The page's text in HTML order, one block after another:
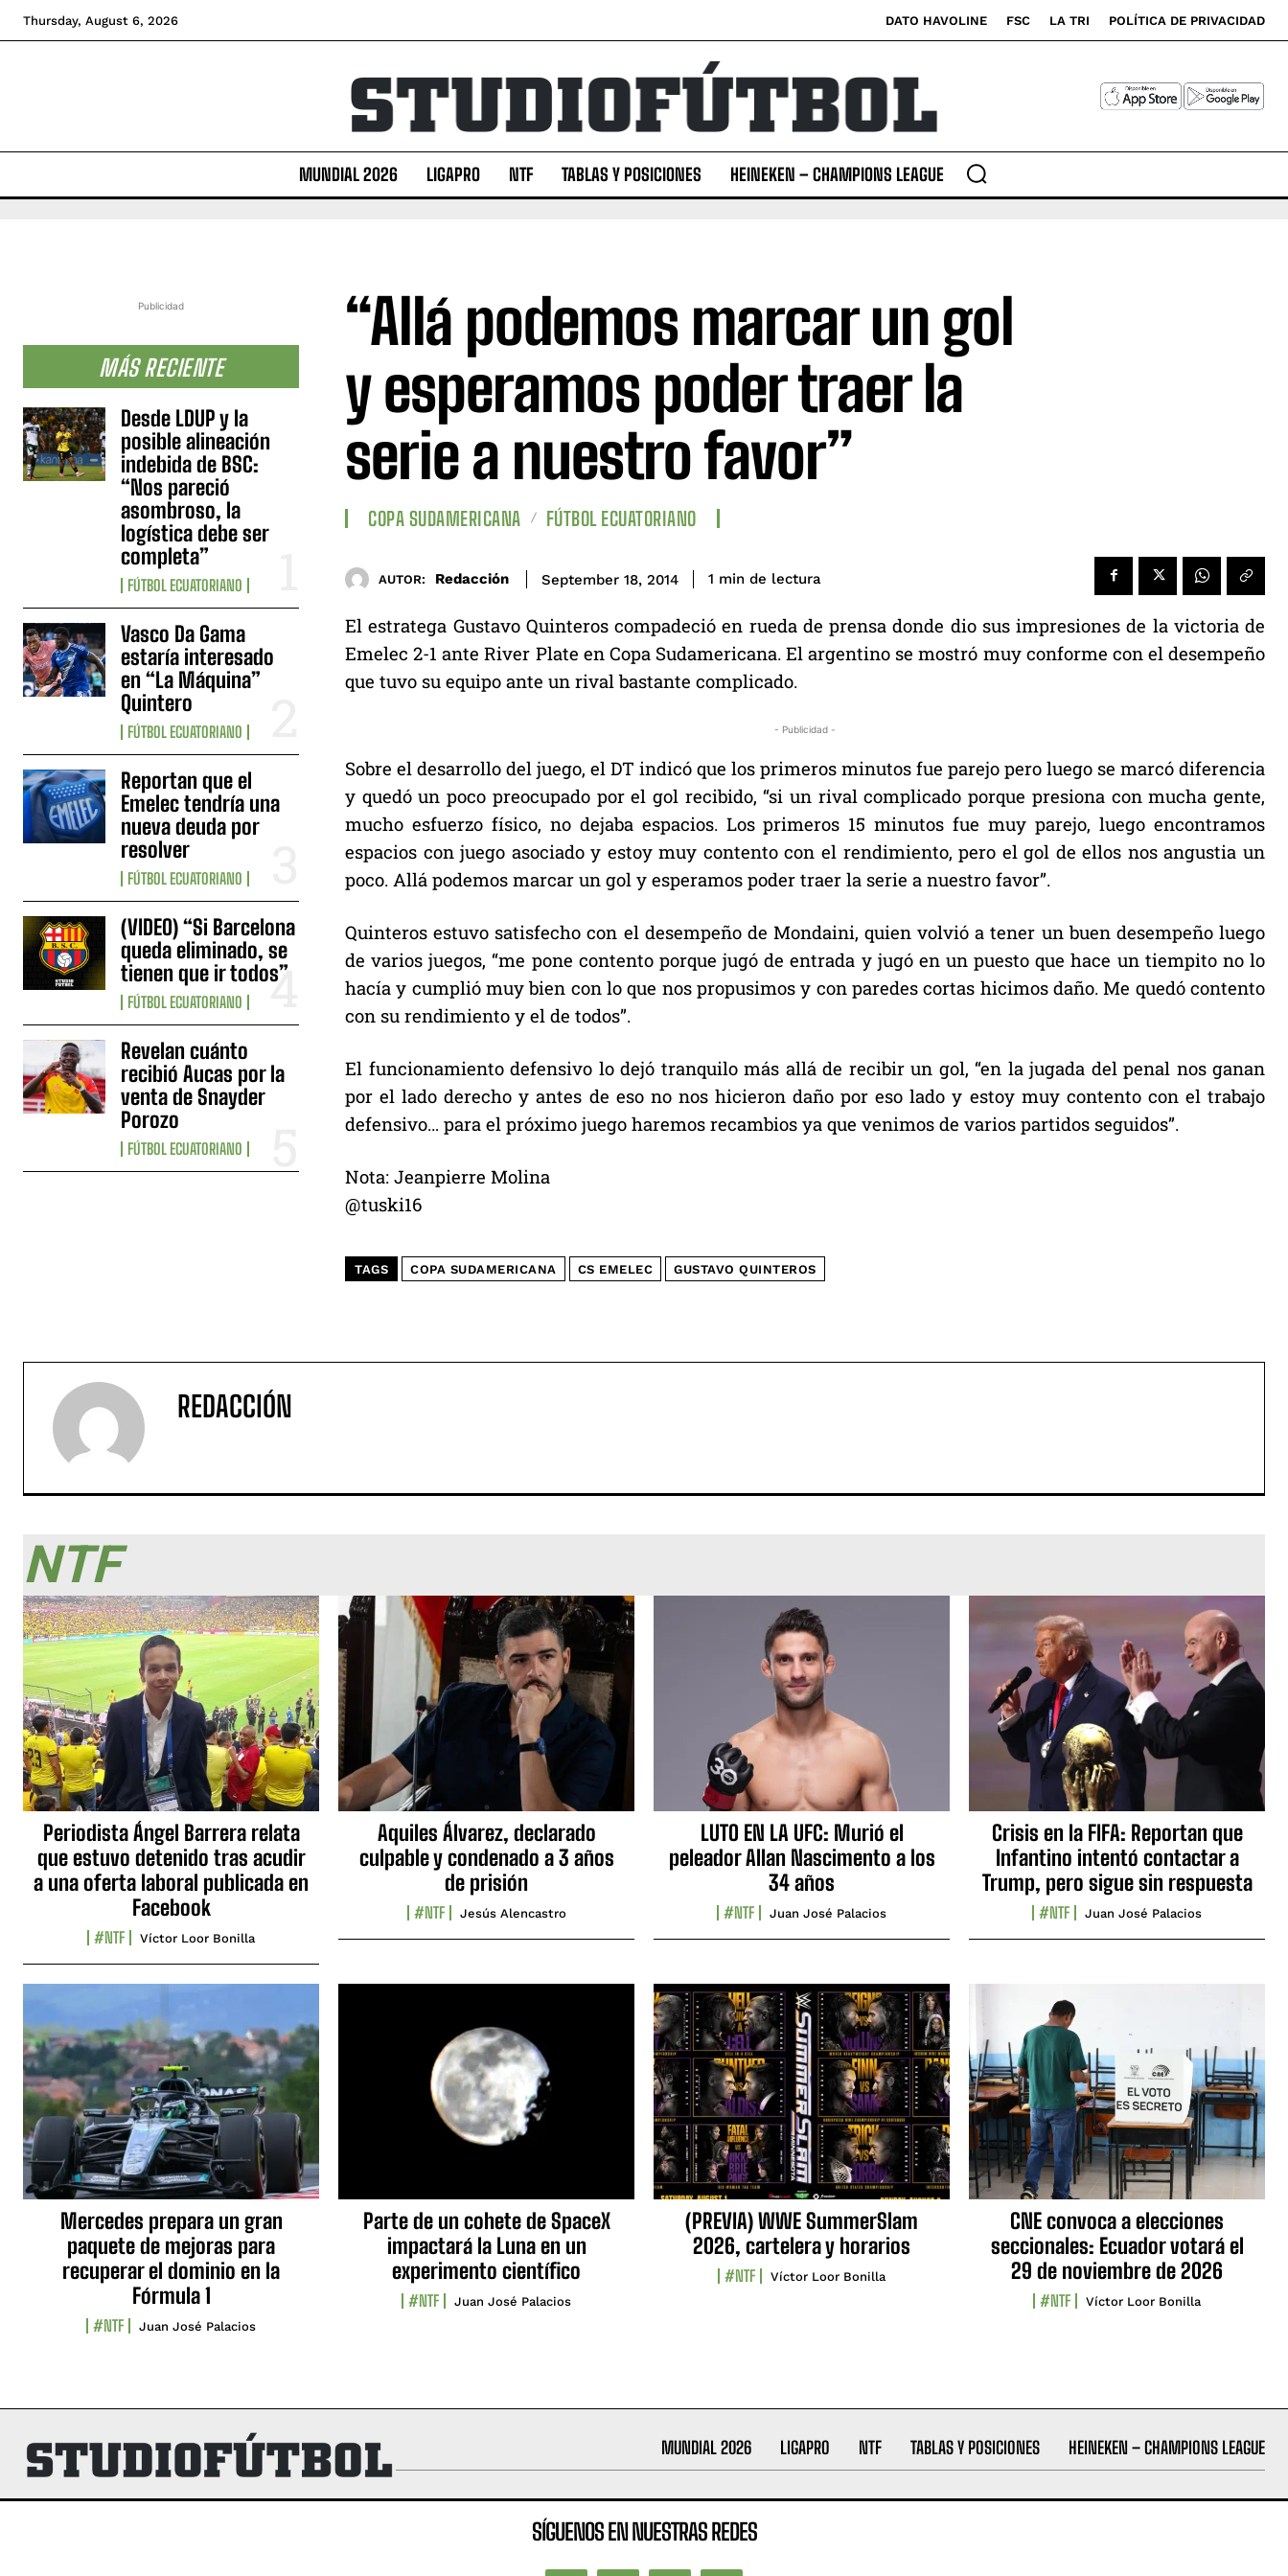
Thursday, August 6, 2026 DATO HAVOLINE FSC LA TRI POLÍTICA DE PRIVACIDAD
MUNDIAL 2026 LIGAPRO NTF TABLAS Y POSICIONES HEINEKEN – CHAMPIONS LEAGUE
Publicidad
MÁS RECIENTE
Desde LDUP y la
posible alineación
indebida de BSC:
“Nos pareció
asombroso, la
logística debe ser
completa”
FÚTBOL ECUATORIANO
Vasco Da Gama
estaría interesado
en “La Máquina”
Quintero
FÚTBOL ECUATORIANO
Reportan que el
Emelec tendría una
nueva deuda por
resolver
FÚTBOL ECUATORIANO
(VIDEO) “Si Barcelona
queda eliminado, se
tienen que ir todos”
FÚTBOL ECUATORIANO
Revelan cuánto
recibió Aucas por la
venta de Snayder
Porozo
FÚTBOL ECUATORIANO
“Allá podemos marcar un gol
y esperamos poder traer la
serie a nuestro favor”
COPA SUDAMERICANA FÚTBOL ECUATORIANO
AUTOR: Redacción September 18, 2014 1 min de lectura
El estratega Gustavo Quinteros compadeció en rueda de prensa donde dio sus impresiones de la victoria de
Emelec 2-1 ante River Plate en Copa Sudamericana. El argentino se mostró muy conforme con el desempeño
que tuvo su equipo ante un rival bastante complicado.
- Publicidad -
Sobre el desarrollo del juego, el DT indicó que los primeros minutos fue parejo pero luego se marcó diferencia
y quedó un poco preocupado por el gol recibido, “si un rival complicado porque presiona con mucha gente,
mucho esfuerzo físico, no dejaba espacios. Los primeros 15 minutos fue muy parejo, luego encontramos
espacios con juego asociado y estoy muy contento con el rendimiento, pero el gol de ellos nos angustia un
poco. Allá podemos marcar un gol y esperamos poder traer la serie a nuestro favor”.
Quinteros estuvo satisfecho con el desempeño de Mondaini, quien volvió a tener un buen desempeño luego
de varios juegos, “me pone contento porque jugó de entrada y jugó en un puesto que hace un tiempito no lo
hacía y cumplió muy bien con lo que nos propusimos y con paredes cortas hicimos daño. Me quedó contento
con su rendimiento y el de todos”.
El funcionamiento defensivo lo dejó tranquilo más allá de recibir un gol, “en la jugada del penal nos ganan
por el lado derecho y antes de eso no nos hicieron daño por eso lado y estoy muy contento con el trabajo
defensivo… para el próximo juego haremos recambios ya que venimos de varios partidos seguidos”.
Nota: Jeanpierre Molina
@tuski16
TAGS COPA SUDAMERICANA CS EMELEC GUSTAVO QUINTEROS
REDACCIÓN
NTF
Periodista Ángel Barrera relata
que estuvo detenido tras acudir
a una oferta laboral publicada en
Facebook
#NTF Víctor Loor Bonilla
Aquiles Álvarez, declarado
culpable y condenado a 3 años
de prisión
#NTF Jesús Alencastro
LUTO EN LA UFC: Murió el
peleador Allan Nascimento a los
34 años
#NTF Juan José Palacios
Crisis en la FIFA: Reportan que
Infantino intentó contactar a
Trump, pero sigue sin respuesta
#NTF Juan José Palacios
Mercedes prepara un gran
paquete de mejoras para
recuperar el dominio en la
Fórmula 1
#NTF Juan José Palacios
Parte de un cohete de SpaceX
impactará la Luna en un
experimento científico
#NTF Juan José Palacios
(PREVIA) WWE SummerSlam
2026, cartelera y horarios
#NTF Víctor Loor Bonilla
CNE convoca a elecciones
seccionales: Ecuador votará el
29 de noviembre de 2026
#NTF Víctor Loor Bonilla
MUNDIAL 2026 LIGAPRO NTF TABLAS Y POSICIONES HEINEKEN – CHAMPIONS LEAGUE
SÍGUENOS EN NUESTRAS REDES